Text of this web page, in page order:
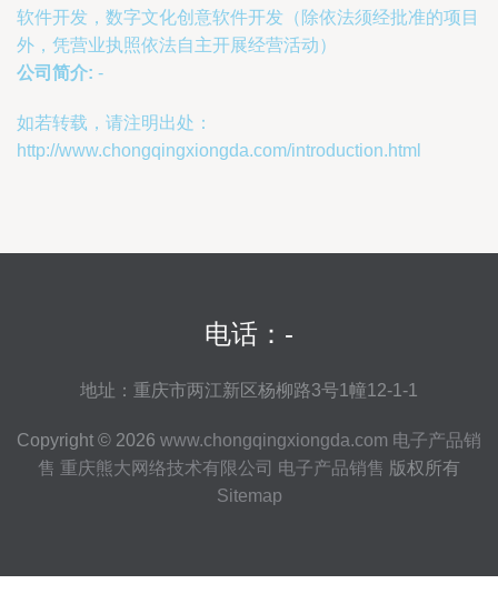
软件开发，数字文化创意软件开发（除依法须经批准的项目
外，凭营业执照依法自主开展经营活动）
公司简介: -
如若转载，请注明出处：
http://www.chongqingxiongda.com/introduction.html
电话：-
地址：重庆市两江新区杨柳路3号1幢12-1-1
Copyright © 2026 www.chongqingxiongda.com 电子产品销
售 重庆熊大网络技术有限公司 电子产品销售 版权所有
Sitemap